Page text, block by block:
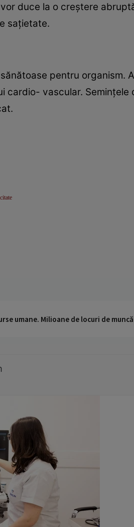
duce la o creştere
saţietate.
pentru organism.
cardio- vascular. Seminţele
umane. Milioane de locuri de